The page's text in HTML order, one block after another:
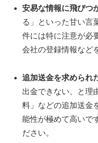
安易な情報に飛びつ
る」といった甘い言
件には特に注意が必
会社の登録情報など
追加送金を求められ
出金できない、と理
料」などの追加送金
能性が極めて高いで
ださい。